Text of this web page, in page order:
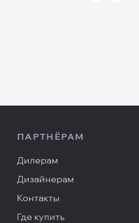
ПАРТНЁРАМ
Дилерам
Дизайнерам
Контакты
Где купить